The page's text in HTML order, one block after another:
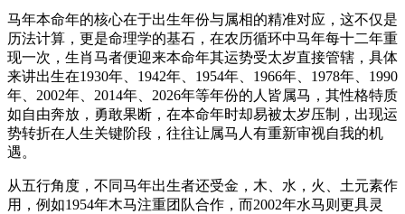
马年本命年的核心在于出生年份与属相的精准对应，这不仅是
历法计算，更是命理学的基石，在农历循环中马年每十二年重
现一次，生肖马者便迎来本命年其运势受太岁直接管辖，具体
来讲出生在1930年、1942年、1954年、1966年、1978年、1990
年、2002年、2014年、2026年等年份的人皆属马，其性格特质
如自由奔放，勇敢果断，在本命年时却易被太岁压制，出现运
势转折在人生关键阶段，往往让属马人有重新审视自我的机
遇。
从五行角度，不同马年出生者还受金，木、水，火、土元素作
用，例如1954年木马注重团队合作，而2002年水马则更具灵